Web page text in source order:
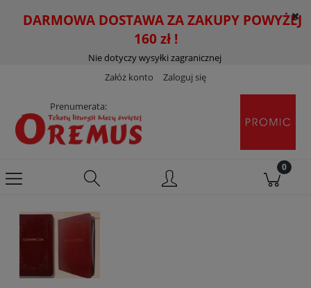
DARMOWA DOSTAWA ZA ZAKUPY POWYŻEJ
160 zł !
Nie dotyczy wysyłki zagranicznej
Załóż konto
Zaloguj się
Prenumerata: